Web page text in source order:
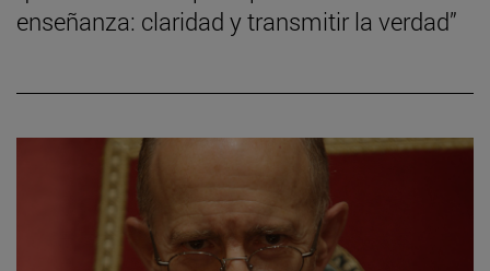
enseñanza: claridad y transmitir la verdad”